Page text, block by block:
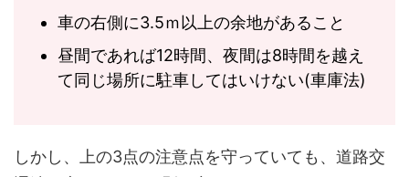
車の右側に3.5ｍ以上の余地があること
昼間であれば12時間、夜間は8時間を越え
て同じ場所に駐車してはいけない(車庫法)
しかし、上の3点の注意点を守っていても、道路交